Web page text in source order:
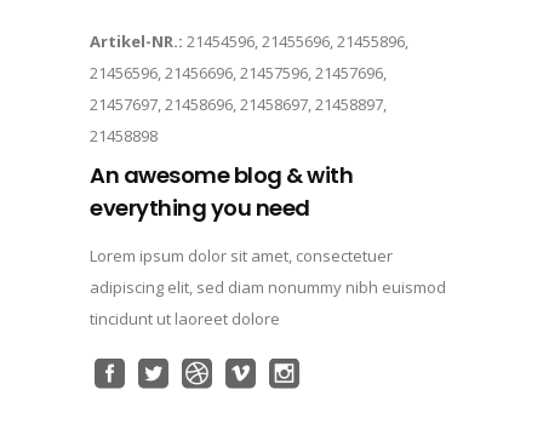
Artikel-NR.: 21454596, 21455696, 21455896,
21456596, 21456696, 21457596, 21457696,
21457697, 21458696, 21458697, 21458897,
21458898
An awesome blog & with
everything you need
Lorem ipsum dolor sit amet, consectetuer
adipiscing elit, sed diam nonummy nibh euismod
tincidunt ut laoreet dolore